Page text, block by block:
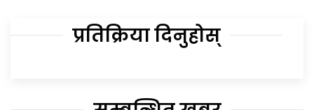
प्रतिक्रिया दिनुहोस्